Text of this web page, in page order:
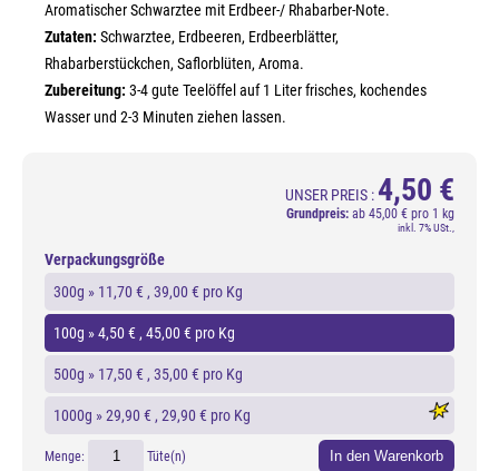
Aromatischer Schwarztee mit Erdbeer-/ Rhabarber-Note.
Zutaten: Schwarztee, Erdbeeren, Erdbeerblätter,
Rhabarberstückchen, Saflorblüten, Aroma.
Zubereitung: 3-4 gute Teelöffel auf 1 Liter frisches, kochendes
Wasser und 2-3 Minuten ziehen lassen.
UNSER PREIS : 4,50 €
Grundpreis: ab 45,00 € pro 1 kg
inkl. 7% USt.,
Verpackungsgröße
300g » 11,70 € , 39,00 € pro Kg
100g »4,50 € , 45,00 € pro Kg
500g » 17,50 € , 35,00 € pro Kg
1000g »29,90 € , 29,90 € pro Kg
Menge: Tüte(n) In den Warenkorb